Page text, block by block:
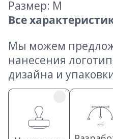
Размер: M
Все
Мы можем
нанесения
дизайна и